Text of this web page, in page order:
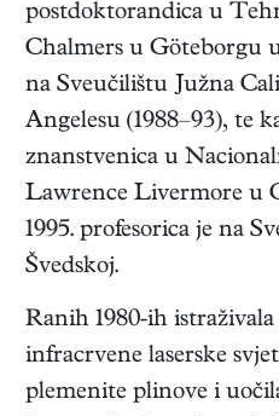
postdoktorandica u
Chalmers u Göteborgu
na Sveučilištu Južna
Angelesu (1988–93), te
znanstvenica u
Lawrence Livermore u
1995. profesorica je na
Švedskoj.
Ranih 1980-ih
infracrvene laserske
plemenite plinove i